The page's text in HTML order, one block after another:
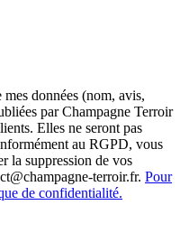
données (nom, avis,
par Champagne Terroir
Elles ne seront pas
au RGPD, vous
la suppression de vos
terroir.fr. Pour
de confidentialité.